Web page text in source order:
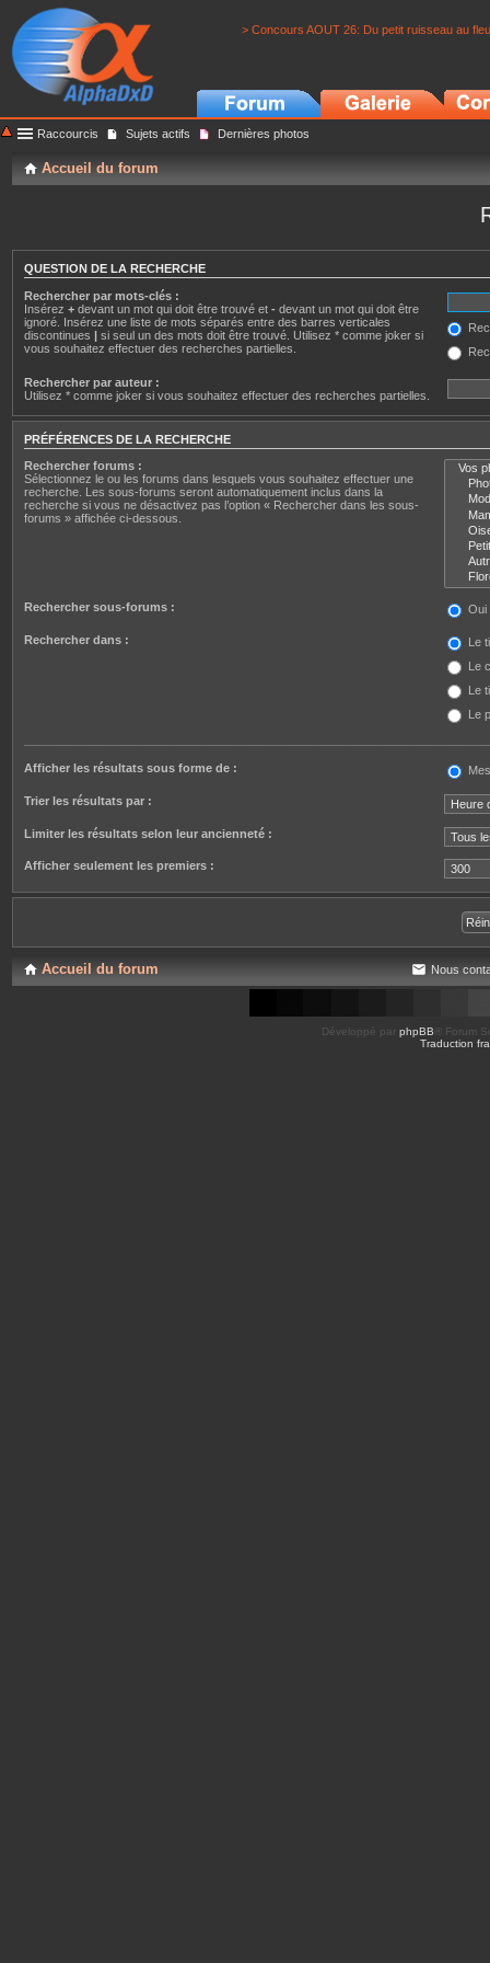
> Concours AOUT 26: Du petit ruisseau au
Raccourcis Sujets actifs Dernières photos
Accueil du forum
QUESTION DE LA RECHERCHE
Rechercher par mots-clés :
Insérez + devant un mot qui doit être trouvé et - devant un mot qui doit être
ignoré. Insérez une liste de mots séparés entre des barres verticales
discontinues | si seul un des mots doit être trouvé. Utilisez * comme joker si
vous souhaitez effectuer des recherches partielles.
Rechercher par auteur :
Utilisez * comme joker si vous souhaitez effectuer des recherches partielles.
PRÉFÉRENCES DE LA RECHERCHE
Rechercher forums :
Sélectionnez le ou les forums dans lesquels vous souhaitez effectuer une
recherche. Les sous-forums seront automatiquement inclus dans la
recherche si vous ne désactivez pas l’option « Rechercher dans les sous-
forums » affichée ci-dessous.
Rechercher sous-forums : Oui
Rechercher dans :
Le
Le
Le
Le
Afficher les résultats sous forme de :
Trier les résultats par :
Limiter les résultats selon leur ancienneté :
Afficher seulement les premiers :
Accueil du forum Nous
Développé par phpBB ® Forum
Traduction